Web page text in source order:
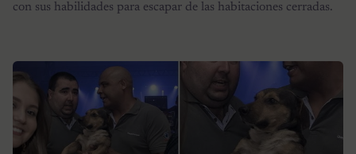
con sus habilidades para escapar de las habitaciones cerradas.